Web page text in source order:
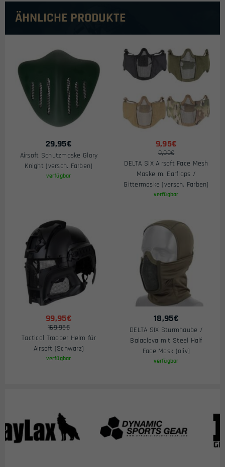
ÄHNLICHE PRODUKTE
29,95€
Airsoft Schutzmaske Glory
Knight (versch. Farben)
verfügbar
9,95€
0,00€
DELTA SIX Airsoft Face Mesh
Maske m. Earflaps /
Gittermaske (versch. Farben)
verfügbar
99,95€
169,95€
Tactical Trooper Helm für
Airsoft (Schwarz)
verfügbar
18,95€
DELTA SIX Sturmhaube /
Balaclava mit Steel Half
Face Mask (oliv)
verfügbar